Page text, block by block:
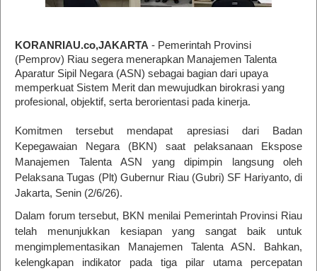
KORANRIAU.co,JAKARTA - Pemerintah Provinsi
(Pemprov) Riau segera menerapkan Manajemen Talenta
Aparatur Sipil Negara (ASN) sebagai bagian dari upaya
memperkuat Sistem Merit dan mewujudkan birokrasi yang
profesional, objektif, serta berorientasi pada kinerja.
Komitmen tersebut mendapat apresiasi dari Badan
Kepegawaian Negara (BKN) saat pelaksanaan Ekspose
Manajemen Talenta ASN yang dipimpin langsung oleh
Pelaksana Tugas (Plt) Gubernur Riau (Gubri) SF Hariyanto, di
Jakarta, Senin (2/6/26).
Dalam forum tersebut, BKN menilai Pemerintah Provinsi Riau
telah menunjukkan kesiapan yang sangat baik untuk
mengimplementasikan Manajemen Talenta ASN. Bahkan,
kelengkapan indikator pada tiga pilar utama percepatan